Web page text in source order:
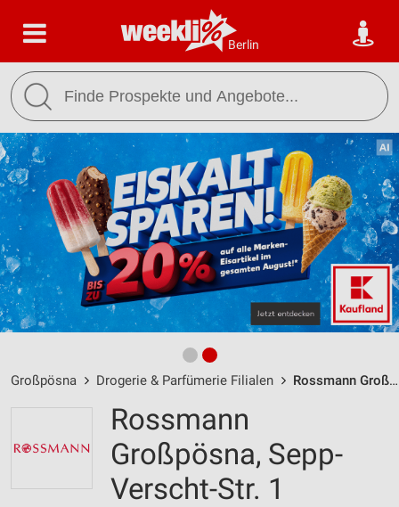
Berlin
Großpösna Drogerie & Parfümerie Filialen Rossmann Großpösna / Sepp-Verscht-Str. 1 - Öffnungszeiten & Adresse
Rossmann
Großpösna, Sepp-
Verscht-Str. 1